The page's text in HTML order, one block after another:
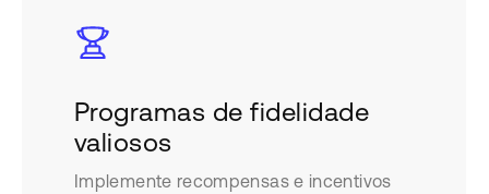
Programas de fidelidade
valiosos
Implemente recompensas e incentivos